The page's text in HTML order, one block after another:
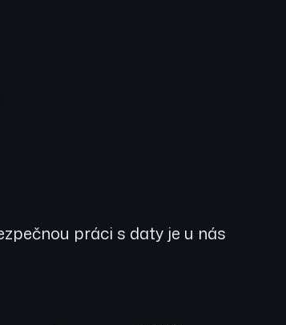
práci s daty je u nás